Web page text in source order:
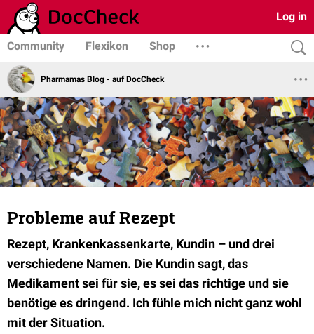
Log in
Community Flexikon Shop
Pharmamas Blog - auf DocCheck
Probleme auf Rezept
Rezept, Krankenkassenkarte, Kundin – und drei
verschiedene Namen. Die Kundin sagt, das
Medikament sei für sie, es sei das richtige und sie
benötige es dringend. Ich fühle mich nicht ganz wohl
mit der Situation.